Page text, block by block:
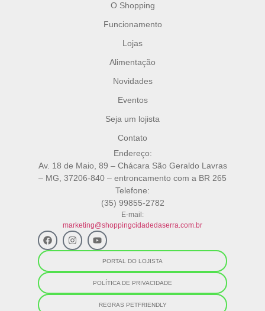
O Shopping
Funcionamento
Lojas
Alimentação
Novidades
Eventos
Seja um lojista
Contato
Endereço:
Av. 18 de Maio, 89 – Chácara São Geraldo Lavras
– MG, 37206-840 – entroncamento com a BR 265
Telefone:
(35) 99855-2782
E-mail:
marketing@shoppingcidadedaserra.com.br
PORTAL DO LOJISTA
POLÍTICA DE PRIVACIDADE
REGRAS PETFRIENDLY